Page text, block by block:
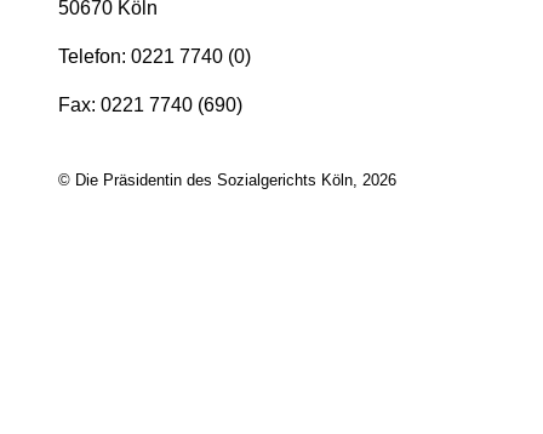
50670 Köln
Telefon: 0221 7740 (0)
Fax: 0221 7740 (690)
© Die Präsidentin des Sozialgerichts Köln, 2026